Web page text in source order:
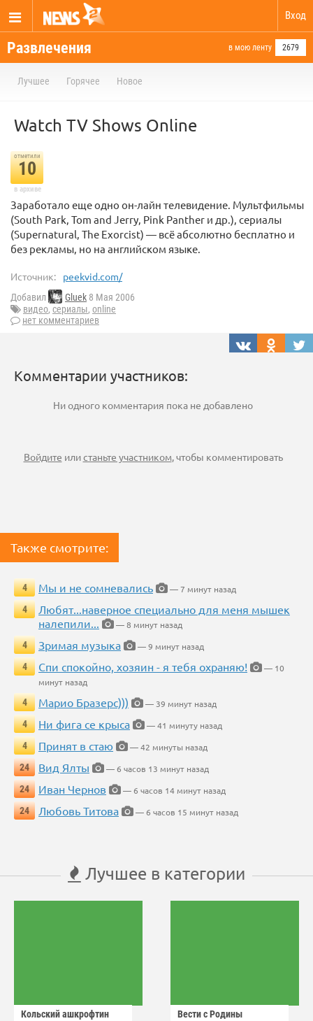
Вход
Развлечения в мою ленту 2679
Лучшее Горячее Новое
Watch TV Shows Online
отметили
10
в архиве
Заработало еще одно он-лайн телевидение. Мультфильмы
(South Park, Tom and Jerry, Pink Panther и др.), сериалы
(Supernatural, The Exorcist) — всё абсолютно бесплатно и
без рекламы, но на английском языке.
Источник: peekvid.com/
Добавил Gluek 8 Мая 2006
видео, сериалы, online
нет комментариев
Комментарии участников:
Ни одного комментария пока не добавлено
Войдите илистаньте участником, чтобы комментировать
Также смотрите:
4 Мы и не сомневались
— 7 минут назад
4
Любят...наверное специально для меня мышек
налепили...
— 8 минут назад
4
Зримая музыка
— 9 минут назад
4
Спи спокойно, хозяин - я тебя охраняю!
— 10
минут назад
4
Марио Бразерс)))
— 39 минут назад
4
Ни фига се крыса
— 41 минуту назад
4
Принят в стаю
— 42 минуты назад
24
Вид Ялты
— 6 часов 13 минут назад
24
Иван Чернов
— 6 часов 14 минут назад
24
Любовь Титова — 6 часов 15 минут назад
Лучшее в категории
Кольский ашкрофтин Вести с Родины